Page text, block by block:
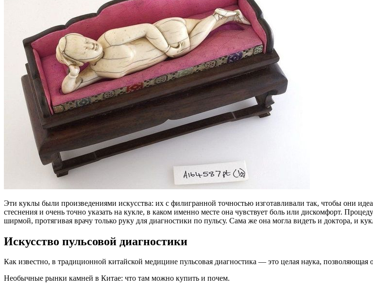
Эти куклы были произведениями искусства: их с филигранной точностью изготавливали так, чтобы они
стеснения и очень точно указать на кукле, в каком именно месте она чувствует боль или дискомфорт.
ширмой, протягивая врачу только руку для диагностики по пульсу. Сама же она могла видеть и доктора, и
Искусство пульсовой диагностики
Как известно, в традиционной китайской медицине пульсовая диагностика — это целая наука, позволяющая
Необычные рынки камней в Китае: что там можно купить и почем.